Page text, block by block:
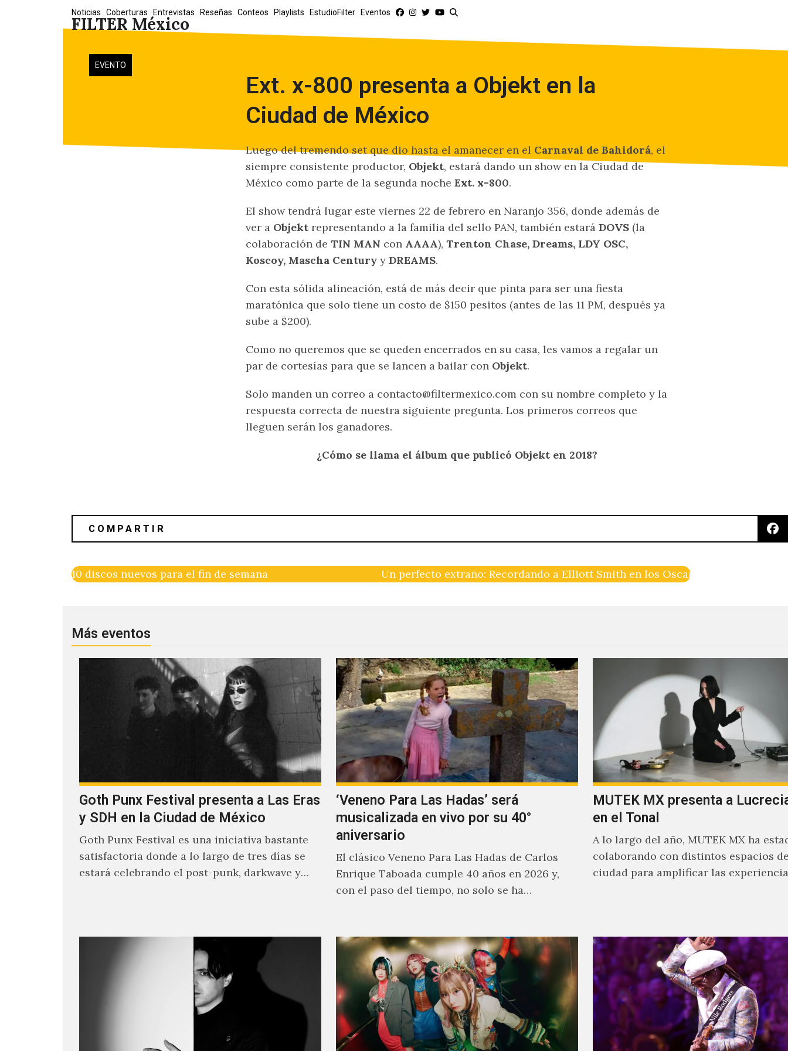
FILTER México
Noticias Coberturas Entrevistas Reseñas Conteos Playlists EstudioFilter Eventos
EVENTO
Ext. x-800 presenta a Objekt en la
Ciudad de México
Luego del tremendo set que dio hasta el amanecer en el Carnaval de Bahidorá, el
siempre consistente productor, Objekt, estará dando un show en la Ciudad de
México como parte de la segunda noche Ext. x-800.
El show tendrá lugar este viernes 22 de febrero en Naranjo 356, donde además de
ver a Objekt representando a la familia del sello PAN, también estará DOVS (la
colaboración de TIN MAN con AAAA), Trenton Chase, Dreams, LDY OSC,
Koscoy, Mascha Century y DREAMS.
Con esta sólida alineación, está de más decir que pinta para ser una fiesta
maratónica que solo tiene un costo de $150 pesitos (antes de las 11 PM, después ya
sube a $200).
Como no queremos que se queden encerrados en su casa, les vamos a regalar un
par de cortesías para que se lancen a bailar con Objekt.
Solo manden un correo a contacto@filtermexico.com con su nombre completo y la
respuesta correcta de nuestra siguiente pregunta. Los primeros correos que
lleguen serán los ganadores.
¿Cómo se llama el álbum que publicó Objekt en 2018?
10 discos nuevos para el fin de semana Un perfecto extraño: Recordando a Elliott Smith en los Oscars
Más eventos
Goth Punx Festival presenta a Las Eras
y SDH en la Ciudad de México
Goth Punx Festival es una iniciativa bastante
satisfactoria donde a lo largo de tres días se
estará celebrando el post-punk, darkwave y
‘Veneno Para Las Hadas’ será
musicalizada en vivo por su 40°
aniversario
El clásico Veneno Para Las Hadas de Carlos
Enrique Taboada cumple 40 años en 2026 y,
con el paso del tiempo, no solo se ha…
MUTEK MX presenta a
en el Tonal
A lo largo del año, MUTEK MX ha
colaborando con distintos espacios
ciudad para amplificar las